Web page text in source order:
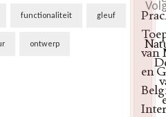
functionaliteit gleuf
ontwerp
van
en